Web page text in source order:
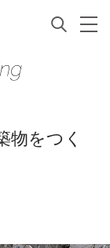
物をつく